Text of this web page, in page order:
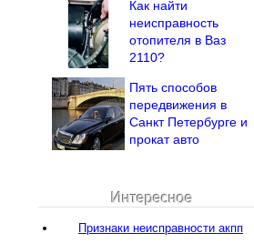
Как найти
неисправность
отопителя в Ваз
2110?
Пять способов
передвижения в
Санкт Петербурге и
прокат авто
Интересное
Признаки неисправности акпп